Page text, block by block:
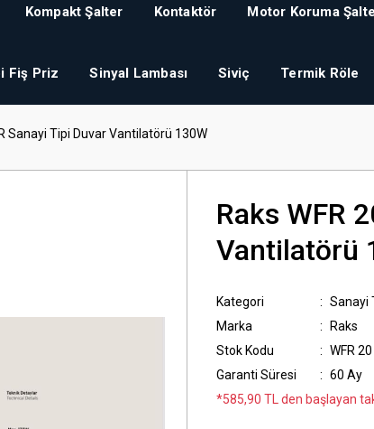
Kompakt Şalter Kontaktör Motor Koruma
Fiş Priz Sinyal Lambası Siviç Termik Röle
Sanayi Tipi Duvar Vantilatörü 130W
Raks WFR
Vantilatörü
Kategori
Sanayi
Marka
Raks
Stok Kodu
WFR
Garanti Süresi
60 Ay
*585,90 TL den başlayan